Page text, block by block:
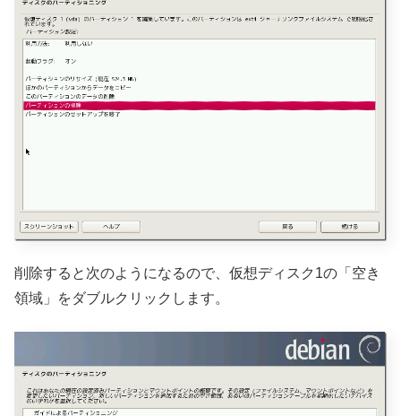
削除すると次のようになるので、仮想ディスク1の「空き
領域」をダブルクリックします。